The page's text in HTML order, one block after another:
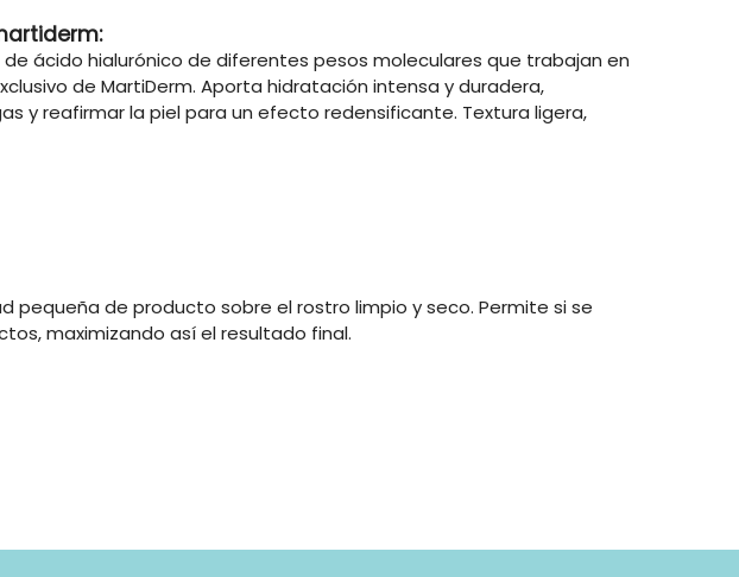
ácido hialurónico de diferentes pesos moleculares que trabajan en
de MartiDerm. Aporta hidratación intensa y duradera,
y reafirmar la piel para un efecto redensificante. Textura ligera,
pequeña de producto sobre el rostro limpio y seco. Permite si se
maximizando así el resultado final.